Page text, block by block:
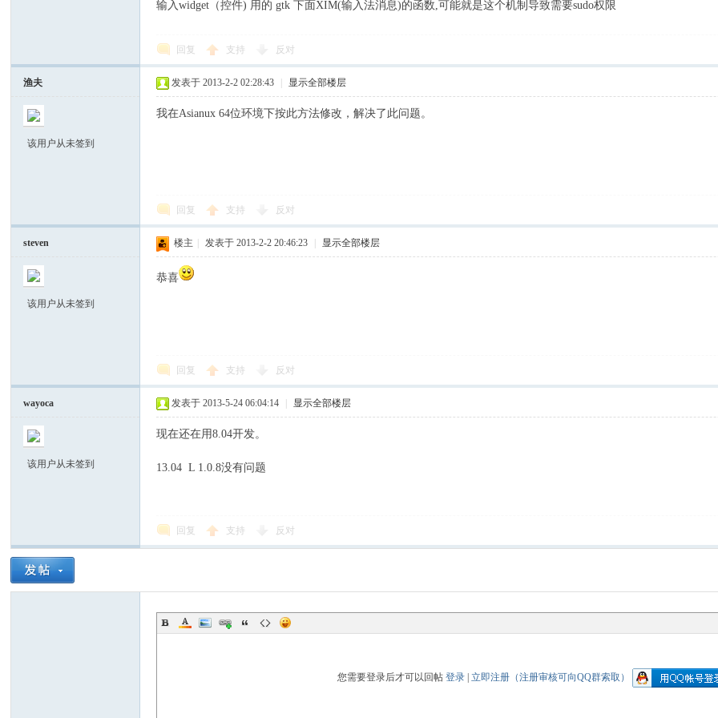
输入widget（控件) 用的 gtk 下面XIM(输入法消息)的函数,可能就是这个机制导致需要sudo权限
回复 支持 反对
渔夫
该用户从未签到
发表于 2013-2-2 02:28:43 显示全部楼层
我在Asianux 64位环境下按此方法修改，解决了此问题。
回复 支持 反对
steven
该用户从未签到
楼主 发表于 2013-2-2 20:46:23 显示全部楼层
恭喜
回复 支持 反对
wayoca
该用户从未签到
发表于 2013-5-24 06:04:14 显示全部楼层
现在还在用8.04开发。
13.04 L 1.0.8没有问题
回复 支持 反对
您需要登录后才可以回帖登录 |立即注册（注册审核可向QQ群索取）